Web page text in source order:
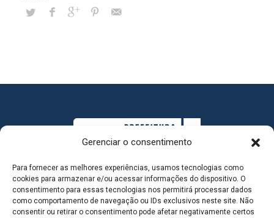
Gerenciar o consentimento
Para fornecer as melhores experiências, usamos tecnologias como
cookies para armazenar e/ou acessar informações do dispositivo. O
consentimento para essas tecnologias nos permitirá processar dados
como comportamento de navegação ou IDs exclusivos neste site. Não
consentir ou retirar o consentimento pode afetar negativamente certos
MAPA DO SITE